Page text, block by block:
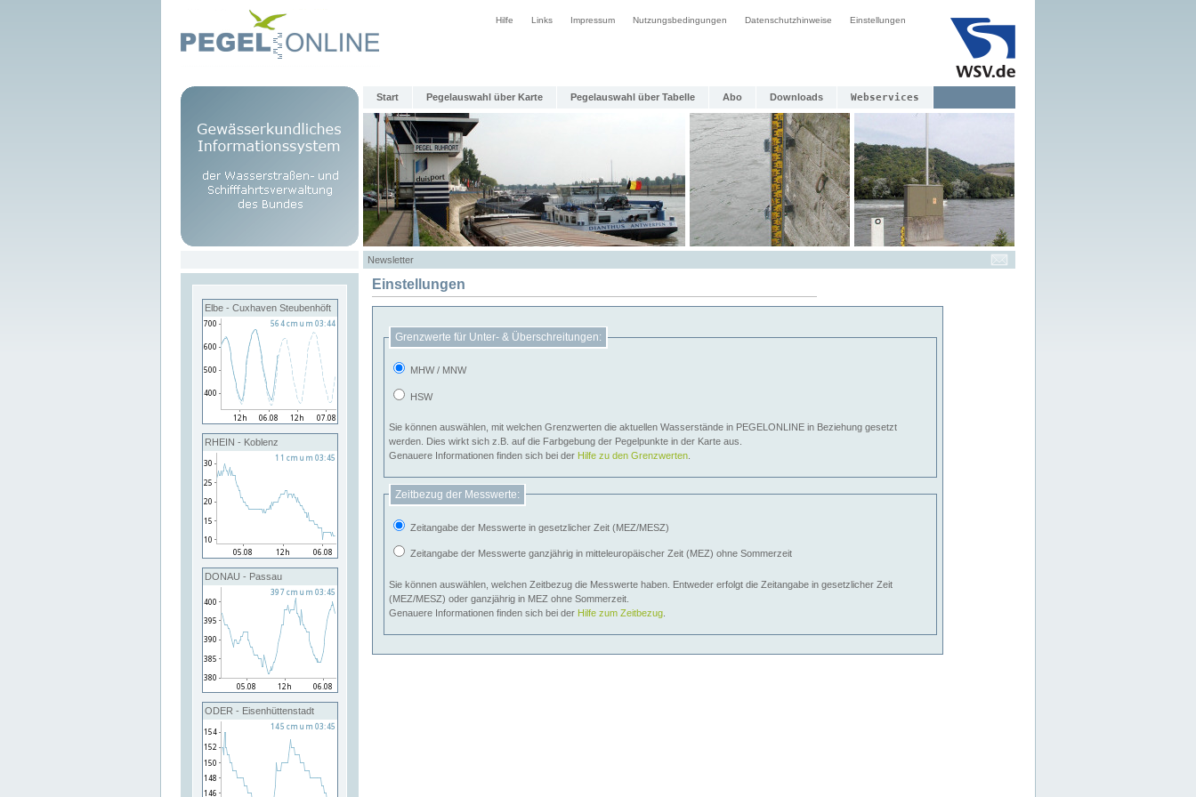
Hilfe Links Impressum Nutzungsbedingungen Datenschutzhinweise Einstellungen
Start Pegelauswahl über Karte Pegelauswahl über Tabelle Abo Downloads Webservices
Newsletter
Elbe - Cuxhaven Steubenhöft
RHEIN - Koblenz
DONAU - Passau
ODER - Eisenhüttenstadt
Einstellungen
Grenzwerte für Unter- & Überschreitungen:
MHW / MNW
HSW
Sie können auswählen, mit welchen Grenzwerten die aktuellen Wasserstände in PEGELONLINE in Beziehung gesetzt
werden. Dies wirkt sich z.B. auf die Farbgebung der Pegelpunkte in der Karte aus.
Genauere Informationen finden sich bei der Hilfe zu den Grenzwerten
Zeitbezug der Messwerte:
Zeitangabe der Messwerte in gesetzlicher Zeit (MEZ/MESZ)
Zeitangabe der Messwerte ganzjährig in mitteleuropäischer Zeit (MEZ) ohne Sommerzeit
Sie können auswählen, welchen Zeitbezug die Messwerte haben. Entweder erfolgt die Zeitangabe in gesetzlicher Zeit
(MEZ/MESZ) oder ganzjährig in MEZ ohne Sommerzeit.
Genauere Informationen finden sich bei der Hilfe zum Zeitbezug